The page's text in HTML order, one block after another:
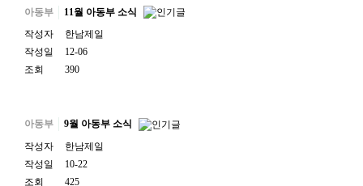
아동부
11월 아동부 소식
작성자
한남제일
작성일
12-06
조회
390
아동부
9월 아동부 소식
작성자
한남제일
작성일
10-22
조회
425